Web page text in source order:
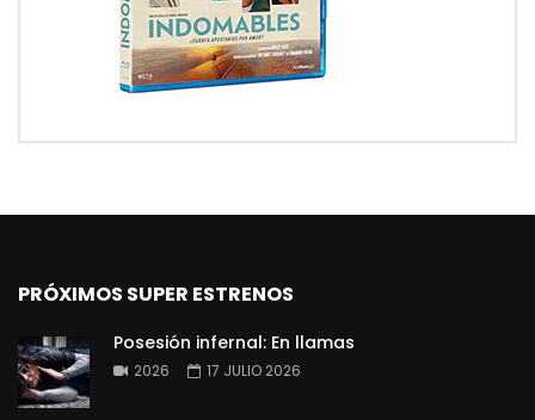
PRÓXIMOS SUPER ESTRENOS
Posesión infernal: En llamas
2026 17 JULIO 2026